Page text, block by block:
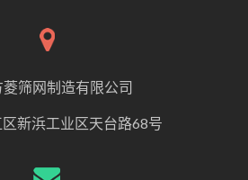
菱筛网制造有限公司
区新浜工业区天台路68号